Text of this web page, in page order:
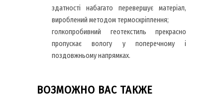
здатності набагато перевершує матеріал,
вироблений методом термоскріплення;
голкопробивний геотекстиль прекрасно
пропускає вологу у поперечному і
поздовжньому напрямках.
ВОЗМОЖНО ВАС ТАКЖЕ